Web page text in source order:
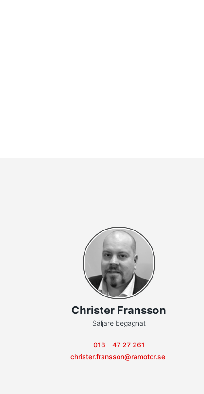
Christer Fransson
Säljare begagnat
018 - 47 27 261
christer.fransson@ramotor.se